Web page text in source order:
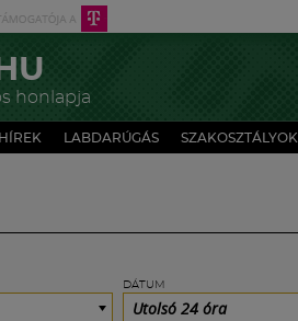
honlapja
HÍREK LABDARÚGÁS SZAKOSZTÁLYOK
DÁTUM
Utolsó 24 óra